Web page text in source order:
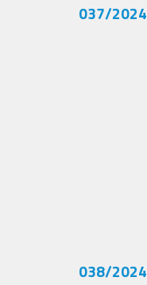
037/2024
038/2024